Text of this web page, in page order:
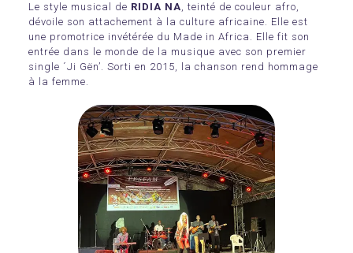
Le style musical de RIDIA NA, teinté de couleur afro,
dévoile son attachement à la culture africaine. Elle est
une promotrice invétérée du Made in Africa. Elle fit son
entrée dans le monde de la musique avec son premier
single ´Ji Gën’. Sorti en 2015, la chanson rend hommage
à la femme.